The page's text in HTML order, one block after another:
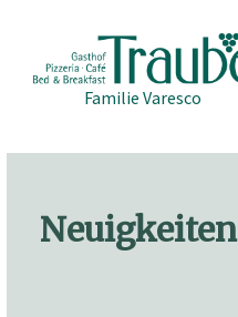
Familie Varesco
Neuigkeiten